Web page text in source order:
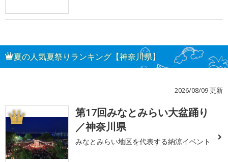
夏の人気夏祭りランキング【神奈川県】
2026/08/09 更新
1
第17回みなとみらい大盆踊り
／神奈川県
みなとみらい地区を代表する納涼イベント